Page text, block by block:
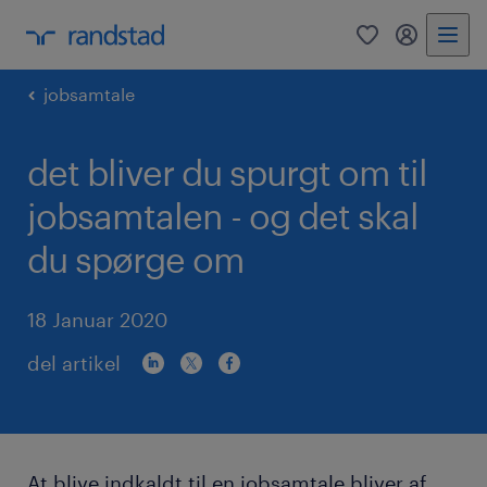
0
jobsamtale
det bliver du spurgt om til
jobsamtalen - og det skal
du spørge om
18 Januar 2020
del artikel